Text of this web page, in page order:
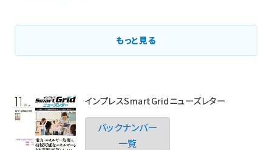
もっと見る
インプレスSmartGridニューズレター
バックナンバー
一覧